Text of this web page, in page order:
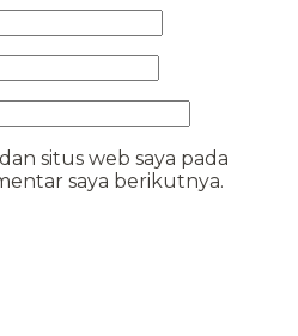
situs web saya pada
saya berikutnya.